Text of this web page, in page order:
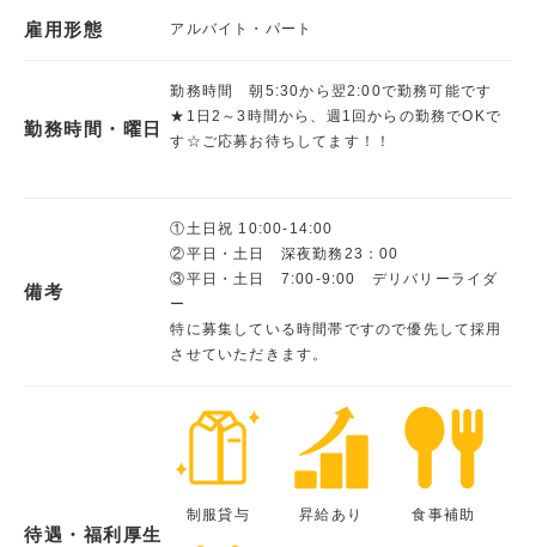
雇用形態 アルバイト・パート
勤務時間・曜日
勤務時間 朝5:30から翌2:00で勤務可能です
★1日2～3時間から、週1回からの勤務でOKで
す☆ご応募お待ちしてます！！
備考
①土日祝 10:00-14:00
②平日・土日 深夜勤務23：00
③平日・土日 7:00-9:00 デリバリーライダ
ー
特に募集している時間帯ですので優先して採用
させていただきます。
待遇・福利厚生
制服貸与 昇給あり 食事補助